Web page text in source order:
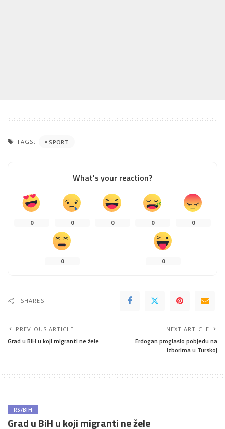
TAGS: SPORT
What's your reaction?
0 0 0 0 0
0 0
SHARES
PREVIOUS ARTICLE
Grad u BiH u koji migranti ne žele
NEXT ARTICLE
Erdogan proglasio pobjedu na
izborima u Turskoj
RS/BIH
Grad u BiH u koji migranti ne žele